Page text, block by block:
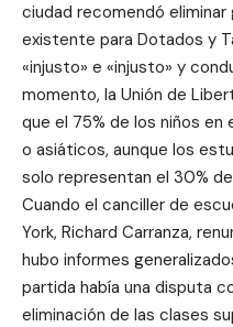
ciudad recomendó
existente para Dotados y
«injusto» e «injusto» y
momento, la Unión de
que el 75% de los niños en
o asiáticos, aunque los
solo representan el 30%
Cuando el canciller de
York, Richard Carranza,
hubo informes
partida había una disputa
eliminación de las clases